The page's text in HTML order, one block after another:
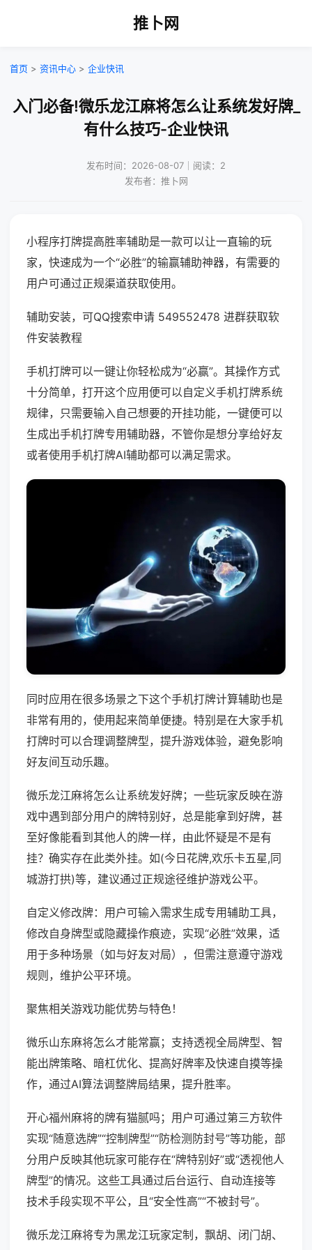
推卜网
首页 > 资讯中心 > 企业快讯
入门必备!微乐龙江麻将怎么让系统发好牌_
有什么技巧-企业快讯
发布时间：2026-08-07｜阅读：2
发布者：推卜网
小程序打牌提高胜率辅助是一款可以让一直输的玩
家，快速成为一个“必胜”的输赢辅助神器，有需要的
用户可通过正规渠道获取使用。
辅助安装，可QQ搜索申请 549552478 进群获取软
件安装教程
手机打牌可以一键让你轻松成为“必赢”。其操作方式
十分简单，打开这个应用便可以自定义手机打牌系统
规律，只需要输入自己想要的开挂功能，一键便可以
生成出手机打牌专用辅助器，不管你是想分享给好友
或者使用手机打牌AI辅助都可以满足需求。
同时应用在很多场景之下这个手机打牌计算辅助也是
非常有用的，使用起来简单便捷。特别是在大家手机
打牌时可以合理调整牌型，提升游戏体验，避免影响
好友间互动乐趣。
微乐龙江麻将怎么让系统发好牌；一些玩家反映在游
戏中遇到部分用户的牌特别好，总是能拿到好牌，甚
至好像能看到其他人的牌一样，由此怀疑是不是有
挂？确实存在此类外挂。如(今日花牌,欢乐卡五星,同
城游打拱)等，建议通过正规途径维护游戏公平。
自定义修改牌：用户可输入需求生成专用辅助工具，
修改自身牌型或隐藏操作痕迹，实现“必胜”效果，适
用于多种场景（如与好友对局），但需注意遵守游戏
规则，维护公平环境。
聚焦相关游戏功能优势与特色！
微乐山东麻将怎么才能常赢；支持透视全局牌型、智
能出牌策略、暗杠优化、提高好牌率及快速自摸等操
作，通过AI算法调整牌局结果，提升胜率。
开心福州麻将的牌有猫腻吗；用户可通过第三方软件
实现“随意选牌”“控制牌型”“防检测防封号”等功能，部
分用户反映其他玩家可能存在“牌特别好”或“透视他人
牌型”的情况。这些工具通过后台运行、自动连接等
技术手段实现不平公，且“安全性高”“不被封号”。
微乐龙江麻将专为黑龙江玩家定制，飘胡、闭门胡、